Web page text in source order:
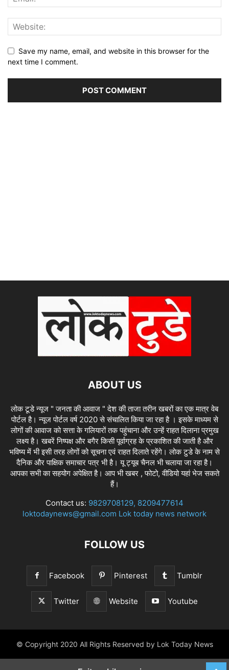
Save my name, email, and website in this browser for the
next time I comment.
ABOUT US
लोक टूडे न्यूज " जनता की आवाज " देश की ताजा तरीन खबरों का एक मात्र वेब
पोर्टल है। न्यूज पोर्टल वर्ष 2020 से संचालित किया जा रहा है । इसके माध्यम से
लोगों की आवाज को सत्ता के गलियारों तक पहुंचाना और उन्हें राहत दिलाना प्रमुख
लक्ष्य है। खबरें निष्पक्ष और बगैर किसी पूर्वाग्रह के प्रकाशित की जाती है और
भविष्य में भी इसी तरह लोगों को सूचना एवं राहत दिलाते रहेंगे। लोक टुडे के नाम से
दैनिक और पाक्षिक समाचार पत्र भी है। यू ट्यूब चैनल भी चलाया जा रहा है।
आपका सभी का सहयोग अपेक्षित है। आप भी खबर , फोटो, वीडियो यहां भेज सकते
हैं।
Contact us: 9829708129, 8209477614
loktodaynews@gmail.com Lok today news network
FOLLOW US
Facebook Pinterest Tumblr
Twitter Website Youtube
© Copyright 2020 All Rights Reserved by Lok Today News